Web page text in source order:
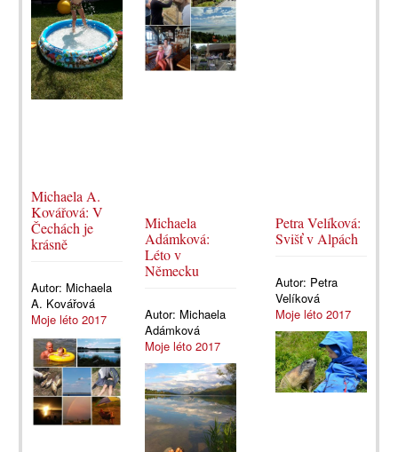
Michaela A.
Kovářová: V
Čechách je
krásně
Autor: Michaela
A. Kovářová
Moje léto 2017
Michaela
Adámková:
Léto v
Německu
Autor: Michaela
Adámková
Moje léto 2017
Petra Velíková:
Svišť v Alpách
Autor: Petra
Velíková
Moje léto 2017